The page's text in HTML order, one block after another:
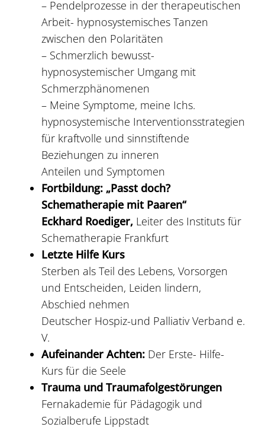
– Pendelprozesse in der therapeutischen
Arbeit- hypnosystemisches Tanzen
zwischen den Polaritäten
– Schmerzlich bewusst-
hypnosystemischer Umgang mit
Schmerzphänomenen
– Meine Symptome, meine Ichs.
hypnosystemische Interventionsstrategien
für kraftvolle und sinnstiftende
Beziehungen zu inneren
Anteilen und Symptomen
Fortbildung: „Passt doch?
Schematherapie mit Paaren“
Eckhard Roediger, Leiter des Instituts für
Schematherapie Frankfurt
Letzte Hilfe Kurs
Sterben als Teil des Lebens, Vorsorgen
und Entscheiden, Leiden lindern,
Abschied nehmen
Deutscher Hospiz-und Palliativ Verband e.
V.
Aufeinander Achten:Der Erste- Hilfe-
Kurs für die Seele
Trauma und Traumafolgestörungen
Fernakademie für Pädagogik und
Sozialberufe Lippstadt